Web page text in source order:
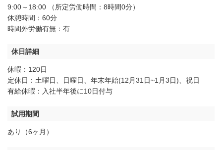
9:00～18:00 （所定労働時間：8時間0分）
休憩時間：60分
時間外労働有無：有
休日詳細
休暇：120日
定休日：土曜日、日曜日、年末年始(12月31日~1月3日)、祝日
有給休暇：入社半年後に10日付与
試用期間
あり（6ヶ月）